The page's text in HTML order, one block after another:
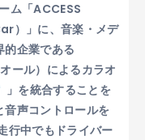
「ACCESS
」に、音楽・メデ
的企業である
ール）によるカラオ
」を統合することを
音声コントロールを
中でもドライバー